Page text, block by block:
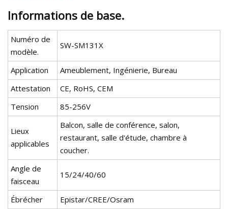
Informations de base.
Numéro de
modèle.
SW-SM131X
Application
Ameublement, Ingénierie, Bureau
Attestation
CE, RoHS, CEM
Tension
85-256V
Lieux
applicables
Balcon, salle de conférence, salon,
restaurant, salle d'étude, chambre à
coucher.
Angle de
faisceau
15/24/40/60
Ébrécher
Epistar/CREE/Osram